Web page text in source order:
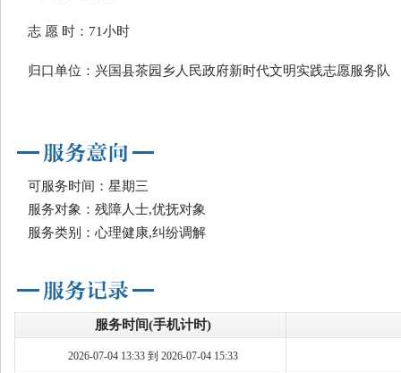
志 愿 时：71小时
归口单位：兴国县茶园乡人民政府新时代文明实践志愿服务队
可服务时间：星期三
服务对象：残障人士,优抚对象
服务类别：心理健康,纠纷调解